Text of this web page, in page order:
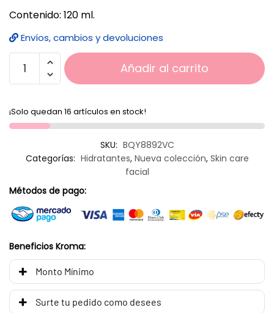
Contenido: 120 ml.
Envíos, cambios y devoluciones
Añadir al carrito
¡Solo quedan 16 artículos en stock!
SKU: BQY8892VC
Categorías: Hidratantes, Nueva colección, Skin care
facial
Métodos de pago:
Beneficios Kroma:
Monto Mínimo
Surte tu pedido como desees